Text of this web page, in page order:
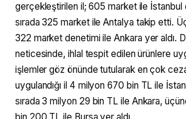
gerçekleştirilen il; 605 market ile İstanbul
sırada 325 market ile Antalya takip etti.
322 market denetimi ile Ankara yer aldı.
neticesinde, ihlal tespit edilen ürünlere
işlemler göz önünde tutularak en çok
uygulandığı il 4 milyon 670 bin TL ile
sırada 3 milyon 29 bin TL ile Ankara,